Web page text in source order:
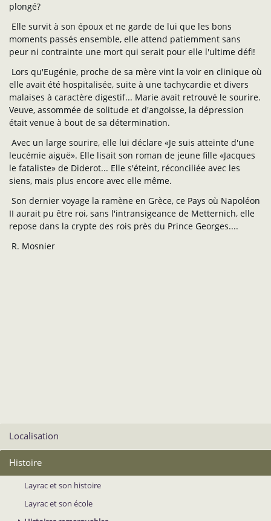
plongé?
Elle survit à son époux et ne garde de lui que les bons
moments passés ensemble, elle attend patiemment sans
peur ni contrainte une mort qui serait pour elle l'ultime défi!
Lors qu'Eugénie, proche de sa mère vint la voir en clinique où
elle avait été hospitalisée, suite à une tachycardie et divers
malaises à caractère digestif... Marie avait retrouvé le sourire.
Veuve, assommée de solitude et d'angoisse, la dépression
était venue à bout de sa détermination.
Avec un large sourire, elle lui déclare «Je suis atteinte d'une
leucémie aiguë». Elle lisait son roman de jeune fille «Jacques
le fataliste» de Diderot... Elle s'éteint, réconciliée avec les
siens, mais plus encore avec elle même.
Son dernier voyage la ramène en Grèce, ce Pays où Napoléon
II aurait pu être roi, sans l'intransigeance de Metternich, elle
repose dans la crypte des rois près du Prince Georges....
R. Mosnier
Localisation
Histoire
Layrac et son histoire
Layrac et son école